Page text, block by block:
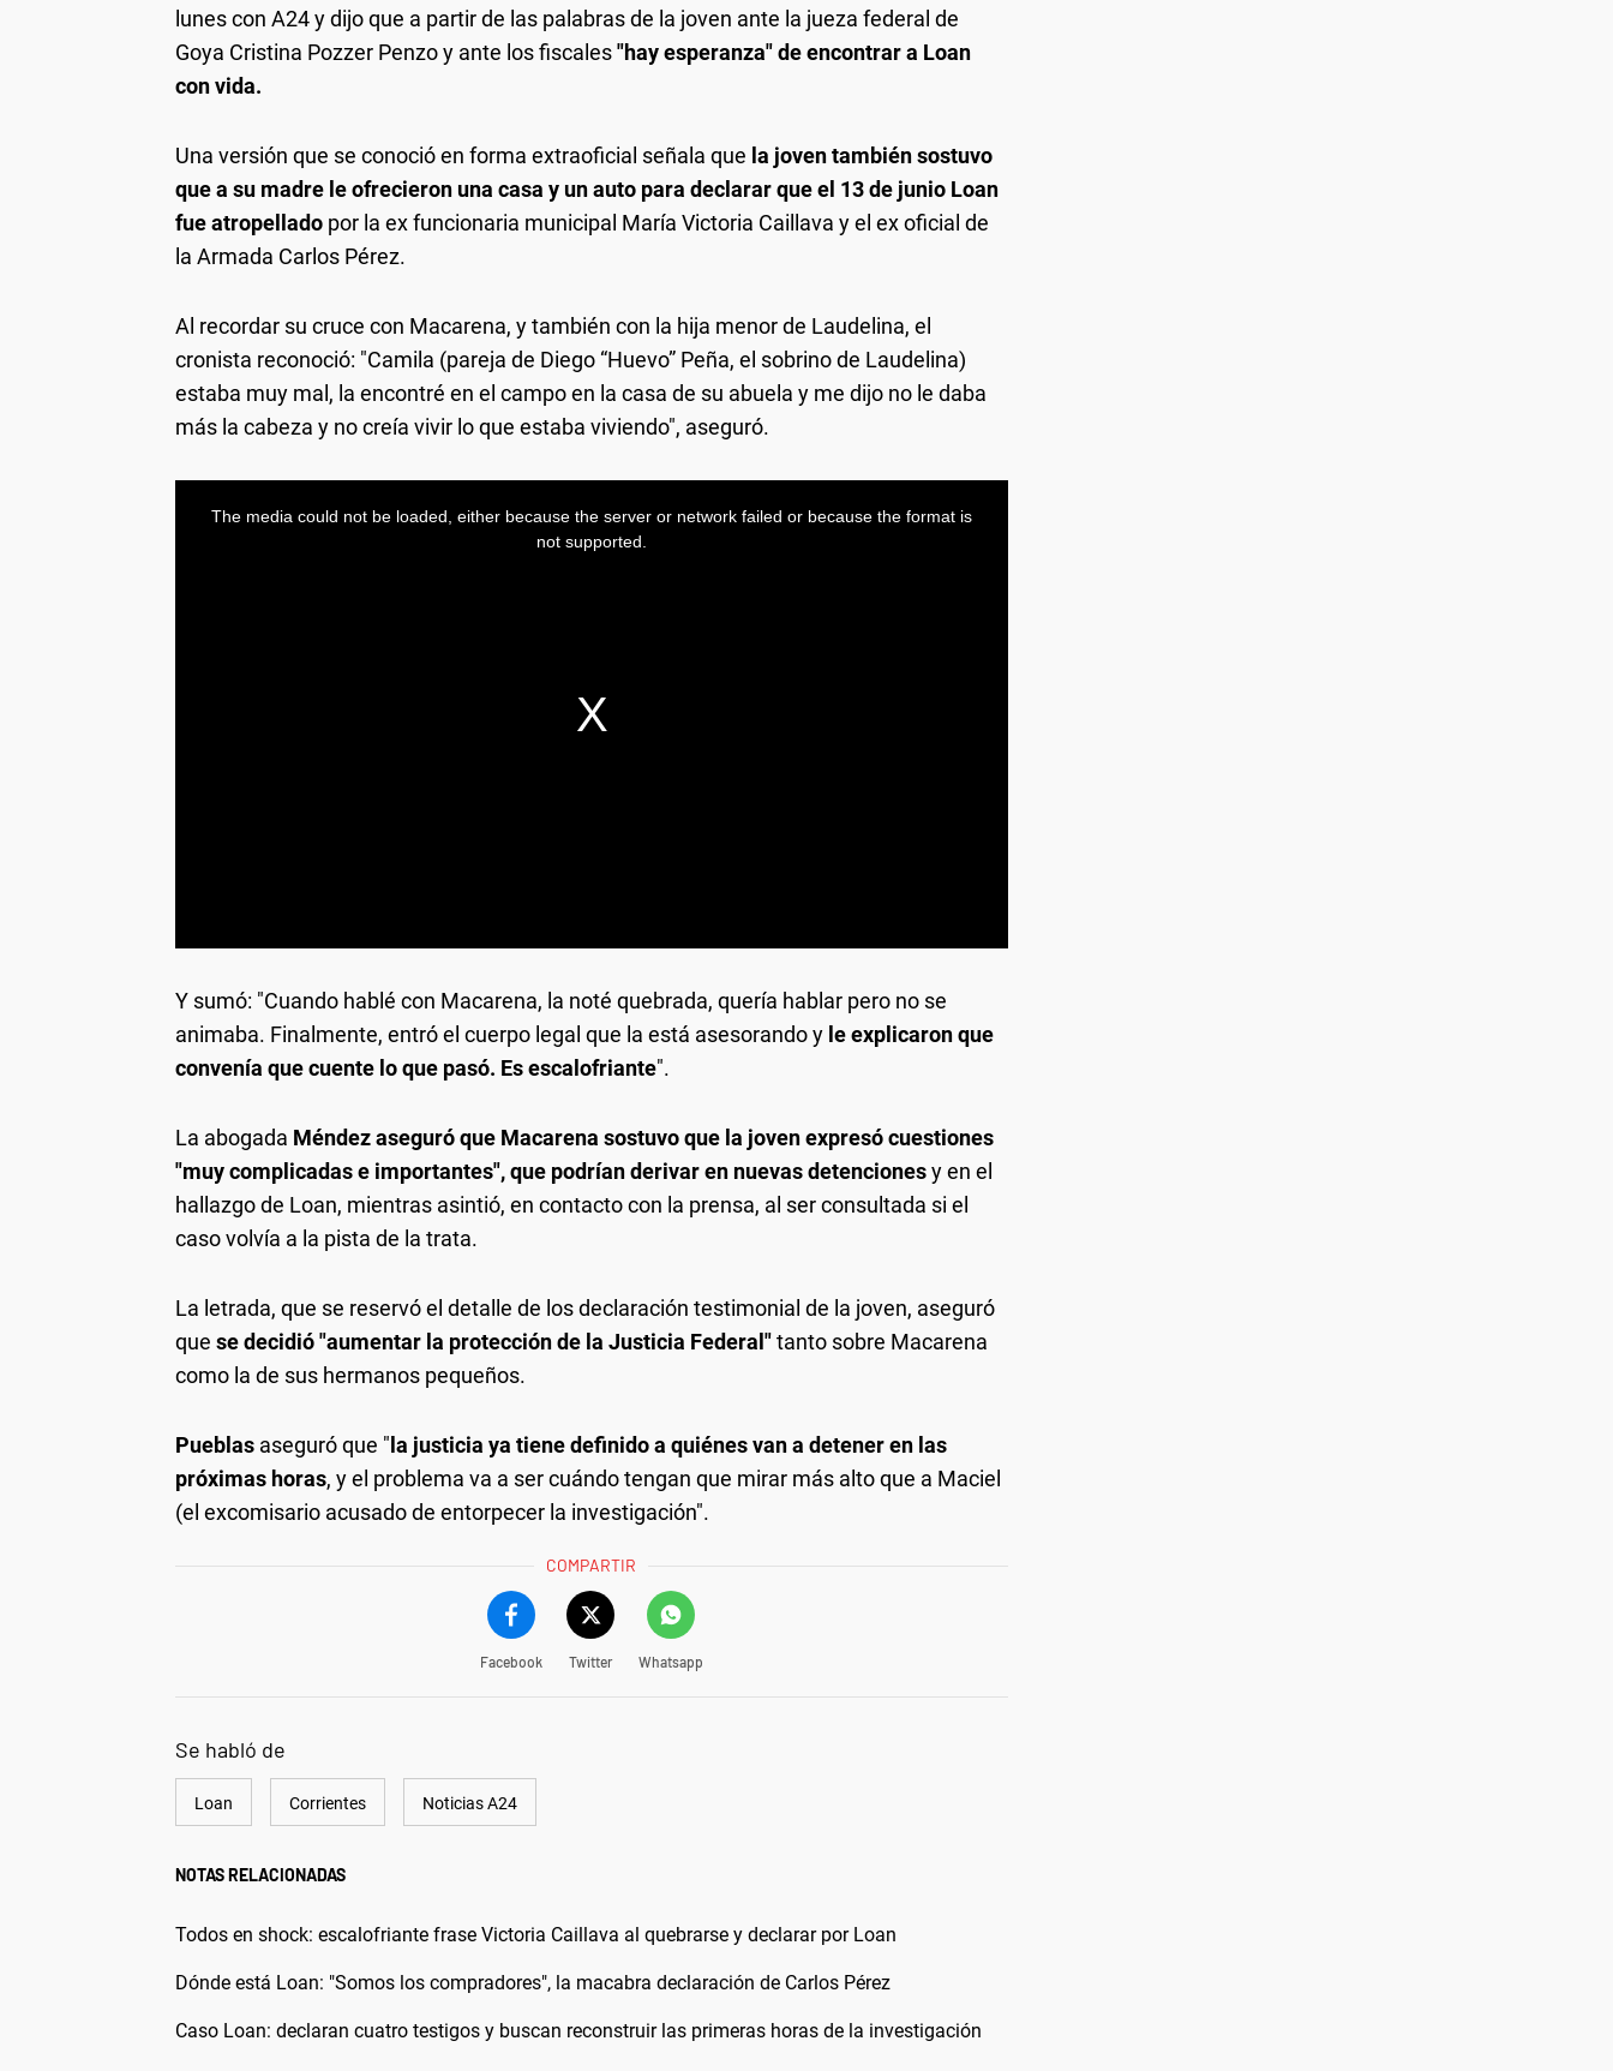
lunes con A24 y dijo que a partir de las palabras de la joven ante la jueza federal de
Goya Cristina Pozzer Penzo y ante los fiscales"hay esperanza" de encontrar a Loan
con vida.
Una versión que se conoció en forma extraoficial señala que la joven también sostuvo
que a su madre le ofrecieron una casa y un auto para declarar que el 13 de junio Loan
fue atropellado por la ex funcionaria municipal María Victoria Caillava y el ex oficial de
la Armada Carlos Pérez.
Al recordar su cruce con Macarena, y también con la hija menor de Laudelina, el
cronista reconoció: "Camila (pareja de Diego “Huevo” Peña, el sobrino de Laudelina)
estaba muy mal, la encontré en el campo en la casa de su abuela y me dijo no le daba
más la cabeza y no creía vivir lo que estaba viviendo", aseguró.
Y sumó: "Cuando hablé con Macarena, la noté quebrada, quería hablar pero no se
animaba. Finalmente, entró el cuerpo legal que la está asesorando y le explicaron que
convenía que cuente lo que pasó. Es escalofriante".
La abogada Méndez aseguró que Macarena sostuvo que la joven expresó cuestiones
"muy complicadas e importantes", que podrían derivar en nuevas detencionesy en el
hallazgo de Loan, mientras asintió, en contacto con la prensa, al ser consultada si el
caso volvía a la pista de la trata.
La letrada, que se reservó el detalle de los declaración testimonial de la joven, aseguró
que se decidió "aumentar la protección de la Justicia Federal"tanto sobre Macarena
como la de sus hermanos pequeños.
Pueblas aseguró que " la justicia ya tiene definido a quiénes van a detener en las
próximas horas, y el problema va a ser cuándo tengan que mirar más alto que a Maciel
(el excomisario acusado de entorpecer la investigación".
COMPARTIR
Facebook Twitter Whatsapp
Se habló de
Loan Corrientes Noticias A24
NOTAS RELACIONADAS
Todos en shock: escalofriante frase Victoria Caillava al quebrarse y declarar por Loan
Dónde está Loan: "Somos los compradores", la macabra declaración de Carlos Pérez
Caso Loan: declaran cuatro testigos y buscan reconstruir las primeras horas de la investigación